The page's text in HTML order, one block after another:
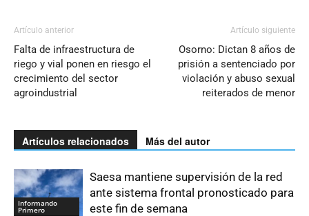
Artículo anterior
Falta de infraestructura de
riego y vial ponen en riesgo el
crecimiento del sector
agroindustrial
Artículo siguiente
Osorno: Dictan 8 años de
prisión a sentenciado por
violación y abuso sexual
reiterados de menor
Artículos relacionados Más del autor
Informando
Primero
Saesa mantiene supervisión de la red
ante sistema frontal pronosticado para
este fin de semana